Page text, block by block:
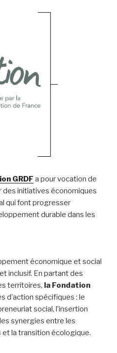
GRDF a pour vocation de
des initiatives économiques
qui font progresser
durable dans les
économique et social
inclusif. En partant des
territoires, la Fondation
d’action spécifiques : le
social, l’insertion
synergies entre les
la transition écologique.